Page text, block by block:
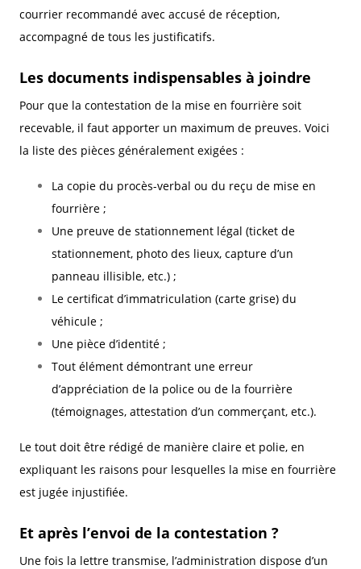
courrier recommandé avec accusé de réception,
accompagné de tous les justificatifs.
Les documents indispensables à joindre
Pour que la contestation de la mise en fourrière soit
recevable, il faut apporter un maximum de preuves. Voici
la liste des pièces généralement exigées :
La copie du procès-verbal ou du reçu de mise en
fourrière ;
Une preuve de stationnement légal (ticket de
stationnement, photo des lieux, capture d’un
panneau illisible, etc.) ;
Le certificat d’immatriculation (carte grise) du
véhicule ;
Une pièce d’identité ;
Tout élément démontrant une erreur
d’appréciation de la police ou de la fourrière
(témoignages, attestation d’un commerçant, etc.).
Le tout doit être rédigé de manière claire et polie, en
expliquant les raisons pour lesquelles la mise en fourrière
est jugée injustifiée.
Et après l’envoi de la contestation ?
Une fois la lettre transmise, l’administration dispose d’un